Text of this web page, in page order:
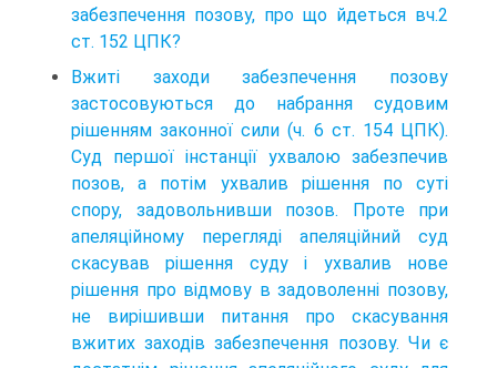
забезпечення позову, про що йдеться вч.2
ст. 152 ЦПК?
Вжиті заходи забезпечення позову
застосовуються до набрання судовим
рішенням законної сили (ч. 6 ст. 154 ЦПК).
Суд першої інстанції ухвалою забезпечив
позов, а потім ухвалив рішення по суті
спору, задовольнивши позов. Проте при
апеляційному перегляді апеляційний суд
скасував рішення суду і ухвалив нове
рішення про відмову в задоволенні позову,
не вирішивши питання про скасування
вжитих заходів забезпечення позову. Чи є